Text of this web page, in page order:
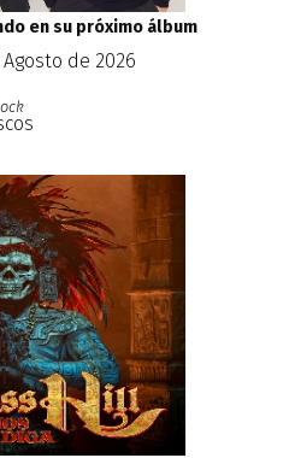
en su próximo álbum
de 2026